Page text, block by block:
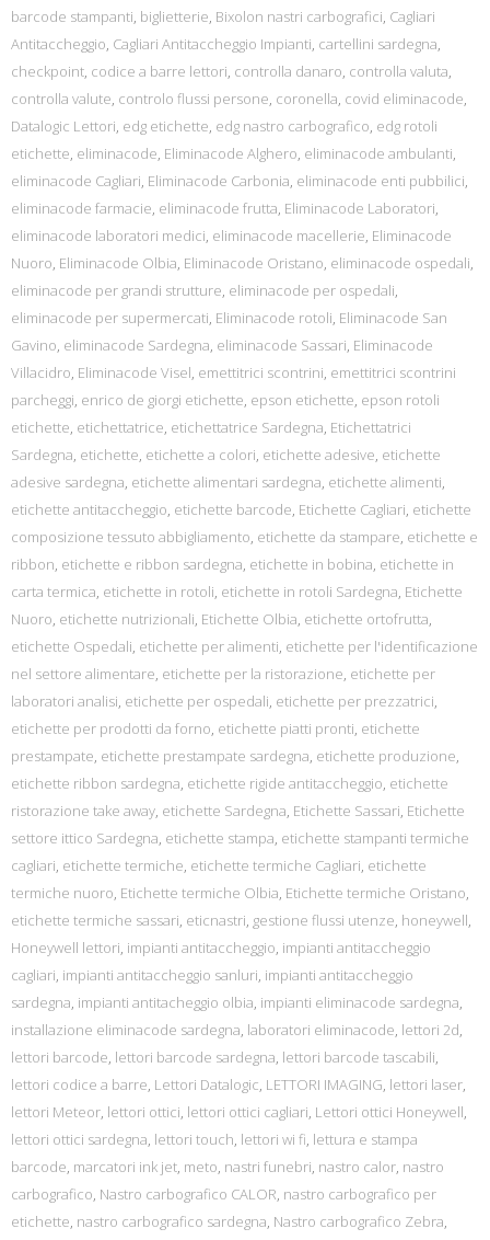
barcode stampanti, biglietterie, Bixolon nastri carbografici, Cagliari
Antitaccheggio, Cagliari Antitaccheggio Impianti, cartellini sardegna,
checkpoint, codice a barre lettori, controlla danaro, controlla valuta,
controlla valute, controlo flussi persone, coronella, covid eliminacode,
Datalogic Lettori, edg etichette, edg nastro carbografico, edg rotoli
etichette, eliminacode, Eliminacode Alghero, eliminacode ambulanti,
eliminacode Cagliari, Eliminacode Carbonia, eliminacode enti pubbilici,
eliminacode farmacie, eliminacode frutta, Eliminacode Laboratori,
eliminacode laboratori medici, eliminacode macellerie, Eliminacode
Nuoro, Eliminacode Olbia, Eliminacode Oristano, eliminacode ospedali,
eliminacode per grandi strutture, eliminacode per ospedali,
eliminacode per supermercati, Eliminacode rotoli, Eliminacode San
Gavino, eliminacode Sardegna, eliminacode Sassari, Eliminacode
Villacidro, Eliminacode Visel, emettitrici scontrini, emettitrici scontrini
parcheggi, enrico de giorgi etichette, epson etichette, epson rotoli
etichette, etichettatrice, etichettatrice Sardegna, Etichettatrici
Sardegna, etichette, etichette a colori, etichette adesive, etichette
adesive sardegna, etichette alimentari sardegna, etichette alimenti,
etichette antitaccheggio, etichette barcode, Etichette Cagliari, etichette
composizione tessuto abbigliamento, etichette da stampare, etichette e
ribbon, etichette e ribbon sardegna, etichette in bobina, etichette in
carta termica, etichette in rotoli, etichette in rotoli Sardegna, Etichette
Nuoro, etichette nutrizionali, Etichette Olbia, etichette ortofrutta,
etichette Ospedali, etichette per alimenti, etichette per l'identificazione
nel settore alimentare, etichette per la ristorazione, etichette per
laboratori analisi, etichette per ospedali, etichette per prezzatrici,
etichette per prodotti da forno, etichette piatti pronti, etichette
prestampate, etichette prestampate sardegna, etichette produzione,
etichette ribbon sardegna, etichette rigide antitaccheggio, etichette
ristorazione take away, etichette Sardegna, Etichette Sassari, Etichette
settore ittico Sardegna, etichette stampa, etichette stampanti termiche
cagliari, etichette termiche, etichette termiche Cagliari, etichette
termiche nuoro, Etichette termiche Olbia, Etichette termiche Oristano,
etichette termiche sassari, eticnastri, gestione flussi utenze, honeywell,
Honeywell lettori, impianti antitaccheggio, impianti antitaccheggio
cagliari, impianti antitaccheggio sanluri, impianti antitaccheggio
sardegna, impianti antitacheggio olbia, impianti eliminacode sardegna,
installazione eliminacode sardegna, laboratori eliminacode, lettori 2d,
lettori barcode, lettori barcode sardegna, lettori barcode tascabili,
lettori codice a barre, Lettori Datalogic, LETTORI IMAGING, lettori laser,
lettori Meteor, lettori ottici, lettori ottici cagliari, Lettori ottici Honeywell,
lettori ottici sardegna, lettori touch, lettori wi fi, lettura e stampa
barcode, marcatori ink jet, meto, nastri funebri, nastro calor, nastro
carbografico, Nastro carbografico CALOR, nastro carbografico per
etichette, nastro carbografico sardegna, Nastro carbografico Zebra,